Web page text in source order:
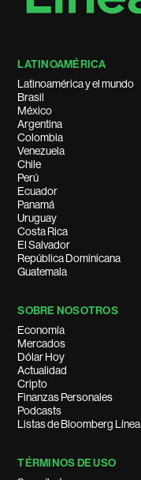
LATINOAMÉRICA
Latinoamérica y el mundo
Brasil
México
Argentina
Colombia
Venezuela
Chile
Perú
Ecuador
Panamá
Uruguay
Costa Rica
El Salvador
República Dominicana
Guatemala
SOBRE NOSOTROS
Economía
Mercados
Dólar Hoy
Actualidad
Cripto
Finanzas Personales
Podcasts
Listas de Bloomberg Línea
TÉRMINOS DE USO